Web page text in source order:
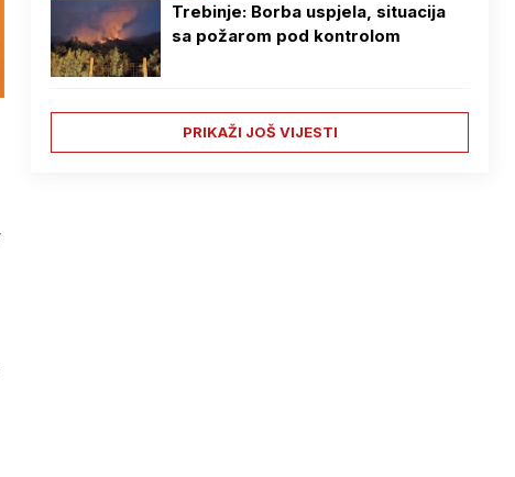
Trebinje: Borba uspjela, situacija
sa požarom pod kontrolom
PRIKAŽI JOŠ VIJESTI